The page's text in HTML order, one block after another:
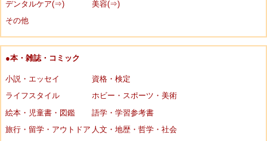
デンタルケア(⇒)
美容(⇒)
その他
●本・雑誌・コミック
小説・エッセイ
資格・検定
ライフスタイル
ホビー・スポーツ・美術
絵本・児童書・図鑑
語学・学習参考書
旅行・留学・アウトドア 人文・地歴・哲学・社会